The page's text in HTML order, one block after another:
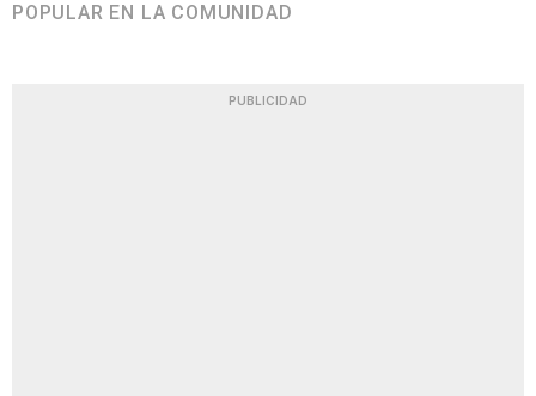
POPULAR EN LA COMUNIDAD
PUBLICIDAD